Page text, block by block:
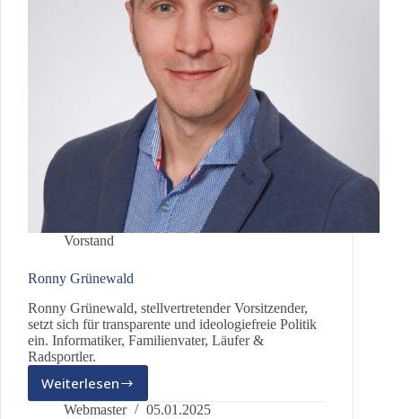
Vorstand
Ronny Grünewald
Ronny Grünewald, stellvertretender Vorsitzender,
setzt sich für transparente und ideologiefreie Politik
ein. Informatiker, Familienvater, Läufer &
Radsportler.
Weiterlesen
Ronny
Grünewald
Webmaster 05.01.2025